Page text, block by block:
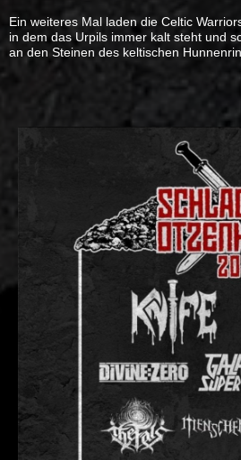
Ein weiteres Mal laden die Celtic
in dem das Urpils immer kalt steht und
an den Steinen des keltischen